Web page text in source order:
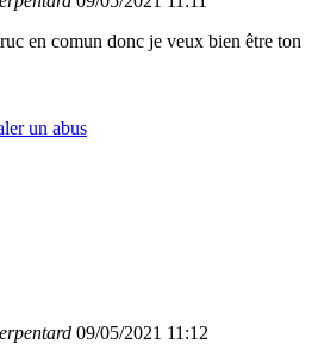
en comun donc je veux bien être ton
un abus
09/05/2021 11:12